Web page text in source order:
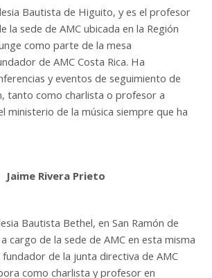
Bautista de Higuito, y es el profesor
la sede de AMC ubicada en la Región
como parte de la mesa
de AMC Costa Rica. Ha
y eventos de seguimiento de
tanto como charlista o profesor a
ministerio de la música siempre que ha
Jaime Rivera Prieto
Bautista Bethel, en San Ramón de
cargo de la sede de AMC en esta misma
de la junta directiva de AMC
como charlista y profesor en